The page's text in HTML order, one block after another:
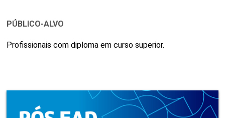
PÚBLICO-ALVO
Profissionais com diploma em curso superior.